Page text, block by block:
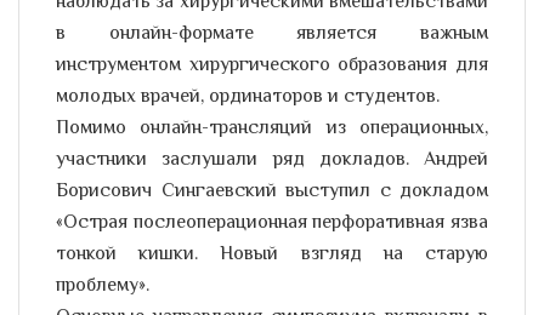
в онлайн-формате является важным
инструментом хирургического образования для
молодых врачей, ординаторов и студентов.
Помимо онлайн-трансляций из операционных,
участники заслушали ряд докладов. Андрей
Борисович Сингаевский выступил с докладом
«Острая послеоперационная перфоративная язва
тонкой кишки. Новый взгляд на старую
проблему».